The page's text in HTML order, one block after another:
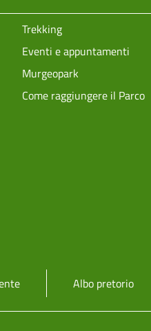
Trekking
Eventi e appuntamenti
Murgeopark
Come raggiungere il Parco
Albo pretorio